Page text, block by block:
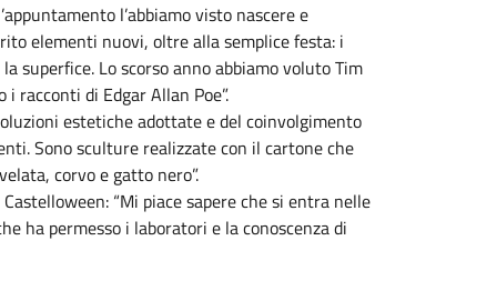
l’abbiamo visto nascere e
elementi nuovi, oltre alla semplice festa: i
superfice. Lo scorso anno abbiamo voluto Tim
racconti di Edgar Allan Poe”.
estetiche adottate e del coinvolgimento
Sono sculture realizzate con il cartone che
corvo e gatto nero”.
“Mi piace sapere che si entra nelle
ha permesso i laboratori e la conoscenza di